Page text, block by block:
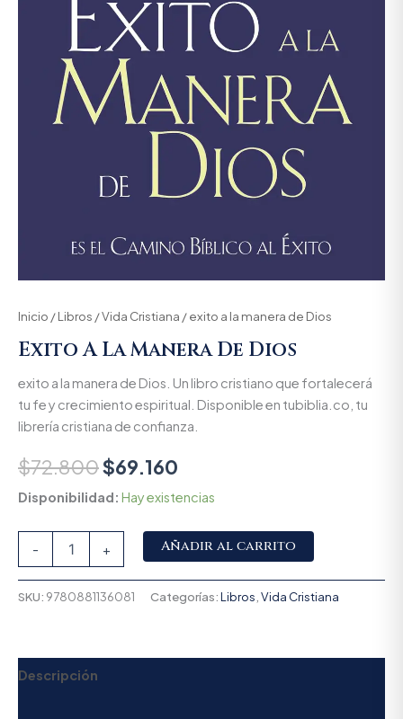
Inicio /Libros /Vida Cristiana / exito a la manera de Dios
Exito A La Manera De Dios
exito a la manera de Dios. Un libro cristiano que fortalecerá
tu fe y crecimiento espiritual. Disponible en tubiblia.co, tu
librería cristiana de confianza.
$72.800$69.160
Disponibilidad: Hay existencias
- + Añadir al carrito
SKU: 9780881136081 Categorías:Libros Vida Cristiana
Descripción